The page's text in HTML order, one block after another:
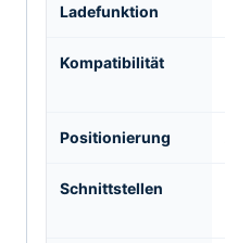
Ladefunktion
Kompatibilität
Positionierung
Schnittstellen